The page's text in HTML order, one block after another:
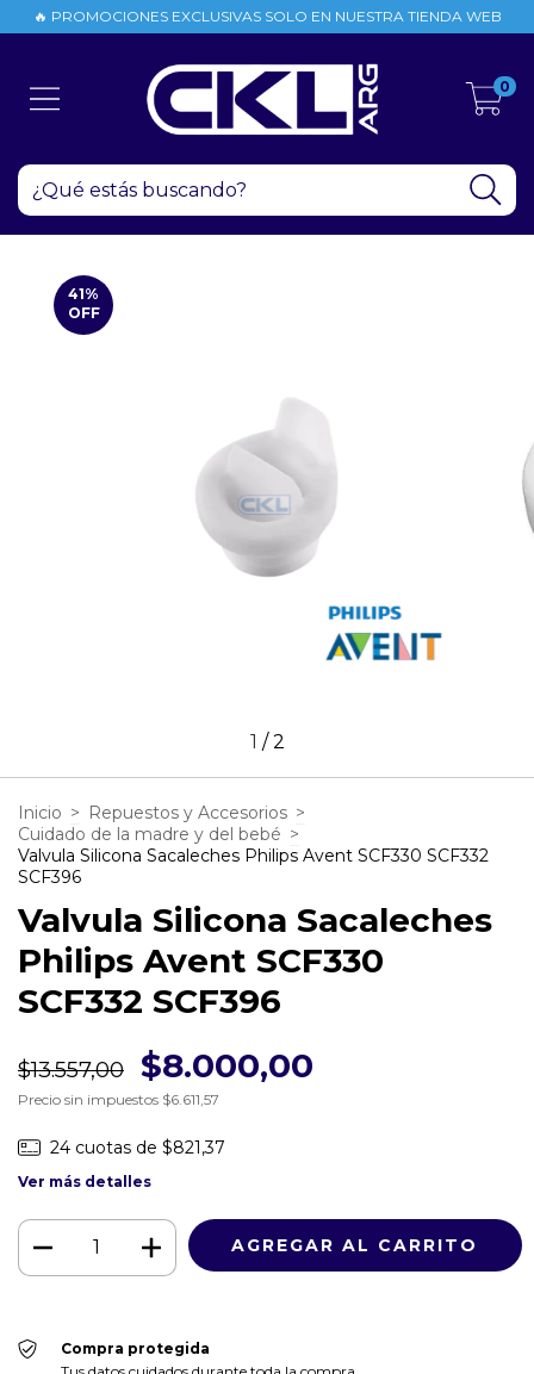
🔥 PROMOCIONES EXCLUSIVAS SOLO EN NUESTRA TIENDA WEB
0
41%
OFF
1 /2
Inicio > Repuestos y Accesorios >
Cuidado de la madre y del bebé >
Valvula Silicona Sacaleches Philips Avent SCF330 SCF332
SCF396
Valvula Silicona Sacaleches
Philips Avent SCF330
SCF332 SCF396
$13.557,00 $8.000,00
Precio sin impuestos $6.611,57
24 cuotas de $821,37
Ver más detalles
Compra protegida